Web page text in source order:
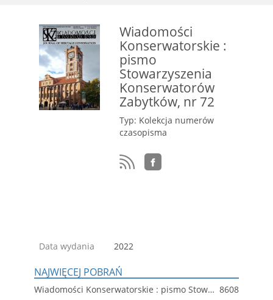
Wiadomości
Konserwatorskie :
pismo
Stowarzyszenia
Konserwatorów
Zabytków, nr 72
Typ: Kolekcja numerów
czasopisma
Data wydania 2022
NAJWIĘCEJ POBRAŃ
Wiadomości Konserwatorskie : pismo Stowarzyszenia Konserwatorów Zabytków, nr 72 8608